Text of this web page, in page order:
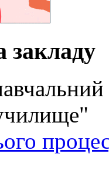
закладу